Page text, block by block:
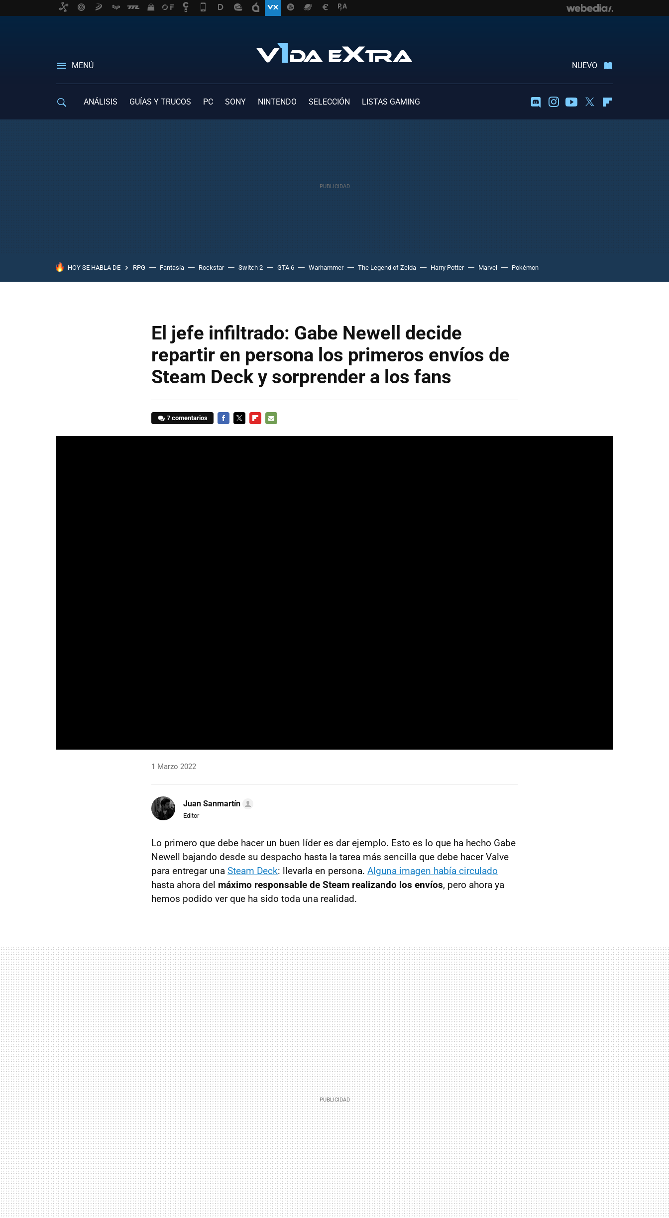
MENÚ NUEVO
ANÁLISIS GUÍAS Y TRUCOS PC SONY NINTENDO SELECCIÓN LISTAS GAMING DiscordInstagramYoutubeTwitter
HOY SE HABLA DE RPG Fantasía Rockstar Switch 2 GTA 6 Warhammer The Legend of Zelda Harry Potter Marvel Pokémon
El jefe infiltrado: Gabe Newell decide
repartir en persona los primeros envíos de
Steam Deck y sorprender a los fans
7 comentarios
1 Marzo 2022
Juan Sanmartín
Editor
Lo primero que debe hacer un buen líder es dar ejemplo. Esto es lo que ha hecho Gabe
Newell bajando desde su despacho hasta la tarea más sencilla que debe hacer Valve
para entregar una Steam Deck: llevarla en persona. Alguna imagen había circulado
hasta ahora del máximo responsable de Steam realizando los envíos, pero ahora ya
hemos podido ver que ha sido toda una realidad.